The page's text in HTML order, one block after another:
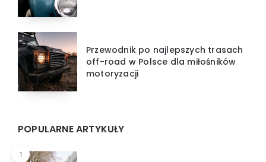
Przewodnik po najlepszych trasach
off-road w Polsce dla miłośników
motoryzacji
POPULARNE ARTYKUŁY
1